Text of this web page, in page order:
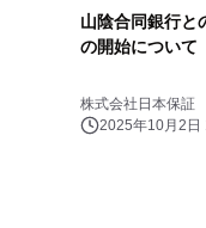
山陰合同銀行と
の開始について
株式会社日本保証
2025年10月2日